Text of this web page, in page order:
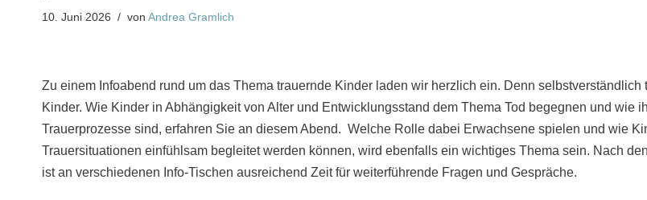
10. Juni 2026 von Andrea Gramlich
Zu einem Infoabend rund um das Thema trauernde Kinder laden wir herzlich ein. Denn selbstverständlich
Kinder. Wie Kinder in Abhängigkeit von Alter und Entwicklungsstand dem Thema Tod begegnen und wie
Trauerprozesse sind, erfahren Sie an diesem Abend. Welche Rolle dabei Erwachsene spielen und wie
Trauersituationen einfühlsam begleitet werden können, wird ebenfalls ein wichtiges Thema sein. Nach
ist an verschiedenen Info-Tischen ausreichend Zeit für weiterführende Fragen und Gespräche.